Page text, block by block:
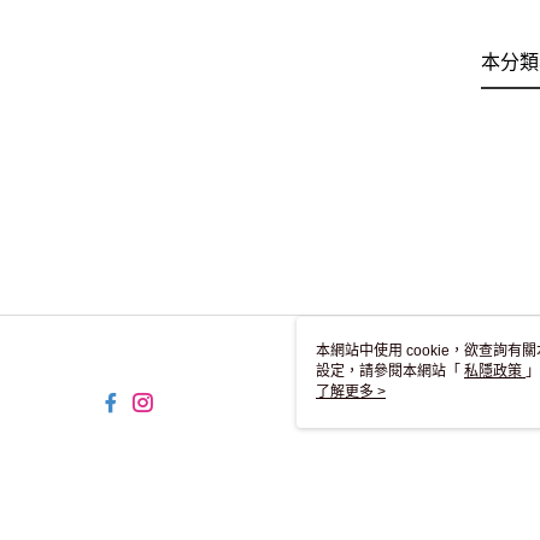
本分
本網站中使用 cookie，欲查詢有
設定，請參閱本網站「 私隱政策
用 cookie。
了解更多 >